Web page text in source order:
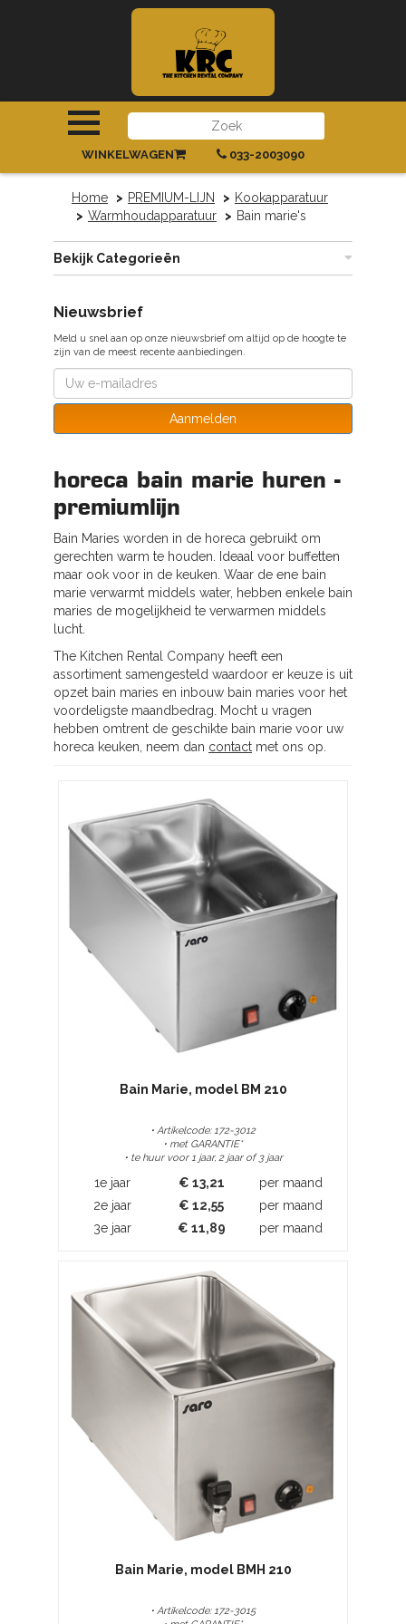
INLOGGEN|REGISTREREN
033-2003090
WINKELWAGEN
Home PREMIUM-LIJN
Kookapparatuur
Warmhoudapparatuur
Bain marie's
Bekijk Categorieën
Nieuwsbrief
Meld u snel aan op onze nieuwsbrief om altijd op de hoogte te
zijn van de meest recente aanbiedingen.
Aanmelden
horeca bain marie huren -
premiumlijn
Bain Maries worden in de horeca gebruikt om
gerechten warm te houden. Ideaal voor buffetten
maar ook voor in de keuken. Waar de ene bain
marie verwarmt middels water, hebben enkele bain
maries de mogelijkheid te verwarmen middels
lucht.
The Kitchen Rental Company heeft een
assortiment samengesteld waardoor er keuze is uit
opzet bain maries en inbouw bain maries voor het
voordeligste maandbedrag. Mocht u vragen
hebben omtrent de geschikte bain marie voor uw
horeca keuken, neem dan contact met ons op.
Bain Marie, model BM 210
• Artikelcode: 172-3012
• met GARANTIE*
• te huur voor 1 jaar, 2 jaar of 3 jaar
1e jaar € 13,21
per maand
2e jaar
€ 12,55
per maand
3e jaar
€ 11,89 per maand
Bain Marie, model BMH 210
• Artikelcode: 172-3015